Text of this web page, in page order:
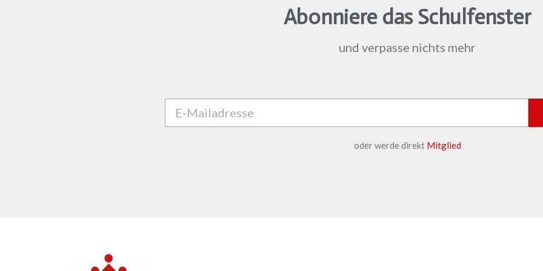
Abonniere das Schulfenster
und verpasse nichts mehr
oder werde direkt Mitglied